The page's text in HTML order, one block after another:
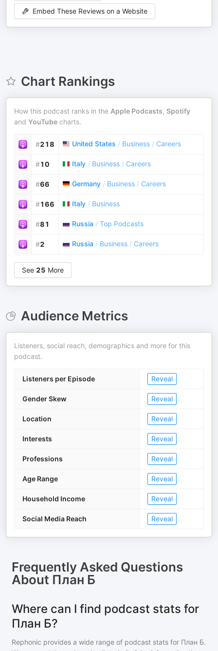
Embed These Reviews on a Website
Chart Rankings
How this podcast ranks in the Apple Podcasts, Spotify
and YouTube charts.
#218 United States / Business / Careers
#10 Italy / Business / Careers
#66 Germany / Business / Careers
#166 Italy / Business
#81 Russia / Top Podcasts
#2 Russia / Business / Careers
See 25 More
Audience Metrics
Listeners, social reach, demographics and more for this
podcast.
Listeners per Episode Reveal
Gender Skew Reveal
Location Reveal
Interests Reveal
Professions Reveal
Age Range Reveal
Household Income Reveal
Social Media Reach Reveal
Frequently Asked Questions
About План Б
Where can I find podcast stats for
План Б?
Rephonic provides a wide range of podcast stats for План Б.